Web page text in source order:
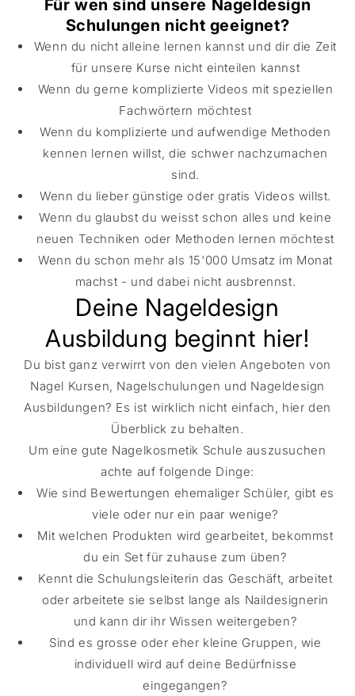
Für wen sind unsere Nageldesign
Schulungen nicht geeignet?
Wenn du nicht alleine lernen kannst und dir die Zeit
für unsere Kurse nicht einteilen kannst
Wenn du gerne komplizierte Videos mit speziellen
Fachwörtern möchtest
Wenn du komplizierte und aufwendige Methoden
kennen lernen willst, die schwer nachzumachen
sind.
Wenn du lieber günstige oder gratis Videos willst.
Wenn du glaubst du weisst schon alles und keine
neuen Techniken oder Methoden lernen möchtest
Wenn du schon mehr als 15'000 Umsatz im Monat
machst - und dabei nicht ausbrennst.
Deine Nageldesign
Ausbildung beginnt hier!
Du bist ganz verwirrt von den vielen Angeboten von
Nagel Kursen, Nagelschulungen und Nageldesign
Ausbildungen? Es ist wirklich nicht einfach, hier den
Überblick zu behalten.
Um eine gute Nagelkosmetik Schule auszusuchen
achte auf folgende Dinge:
Wie sind Bewertungen ehemaliger Schüler, gibt es
viele oder nur ein paar wenige?
Mit welchen Produkten wird gearbeitet, bekommst
du ein Set für zuhause zum üben?
Kennt die Schulungsleiterin das Geschäft, arbeitet
oder arbeitete sie selbst lange als Naildesignerin
und kann dir ihr Wissen weitergeben?
Sind es grosse oder eher kleine Gruppen, wie
individuell wird auf deine Bedürfnisse
eingegangen?